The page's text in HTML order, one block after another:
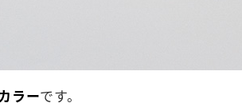
ラーです。